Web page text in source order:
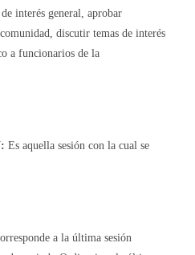
interés general, aprobar
discutir temas de interés
a funcionarios de la
Es aquella sesión con la cual se
a la última sesión